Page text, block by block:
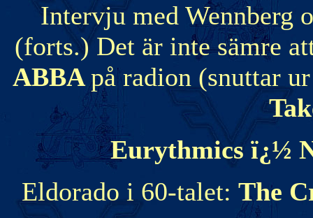
Intervju med Wennberg
(forts.) Det är inte sämre
ABBApå radion (snuttar
Eurythmics ï¿½
Eldorado i 60-talet: The